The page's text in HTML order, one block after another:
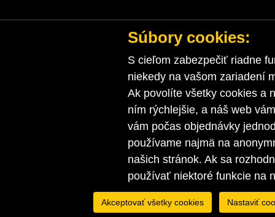
Súbory cookies:
S cieľom zabezpečiť riadne
niekedy na vašom zariadení
Ak povolíte všetky cookies a
ním rýchlejšie, a náš web
vám počas objednávky
používame najmä na
našich stránok. Ak sa
používať niektoré funkcie na
Akceptovať všetky cookies Nastaviť